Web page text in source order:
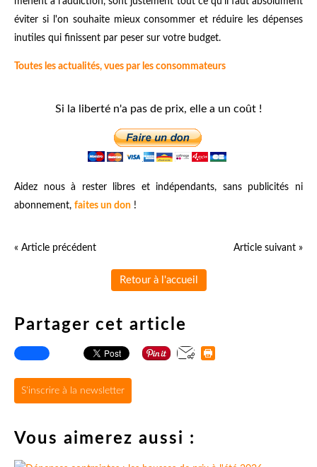
éviter si l'on souhaite mieux consommer et réduire les dépenses
inutiles qui finissent par peser sur votre budget.
Toutes les actualités, vues par les consommateurs
Si la liberté n'a pas de prix, elle a un coût !
Aidez nous à rester libres et indépendants, sans publicités ni
abonnement, faites un don !
« Article précédent Article suivant »
Retour à l'accueil
Partager cet article
S'inscrire à la newsletter
Vous aimerez aussi :